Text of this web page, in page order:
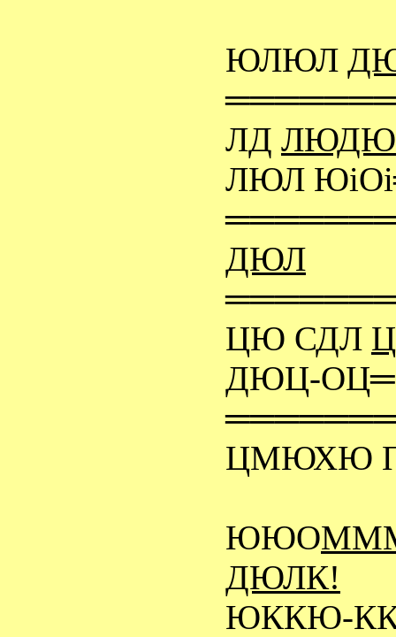
ЮЛЮЛ
ЛД
ЛЮЛ ЮiОi
ДЮЛ
ЦЮ СДЛ
ДЮЦ-ОЦ
ЦМЮХЮ
ЮЮО
ДЮЛК!
ЮККЮ-